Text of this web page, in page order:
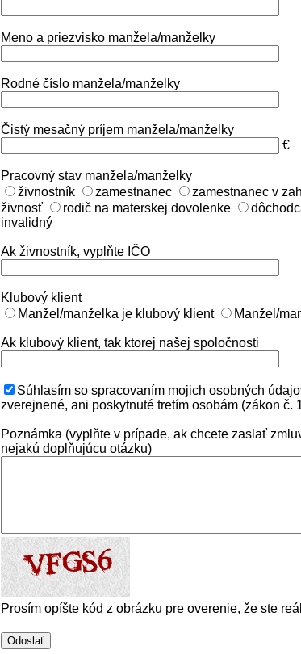
Meno a priezvisko manžela/manželky
Rodné číslo manžela/manželky
Čistý mesačný príjem manžela/manželky
€
Pracovný stav manžela/manželky
živnostník
zamestnanec zamestnanec v
živnosť
rodič na materskej dovolenke
invalidný
Ak živnostník, vyplňte IČO
Klubový klient
Manžel/manželka je klubový klient
Manžel/
Ak klubový klient, tak ktorej našej spoločnosti
Súhlasím so spracovaním mojich osobných
zverejnené, ani poskytnuté tretím osobám (zákon č.
Poznámka (vyplňte v prípade, ak chcete zaslať
nejakú doplňujúcu otázku)
Prosím opíšte kód z obrázku pre overenie, že ste